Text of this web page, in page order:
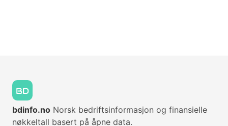
bdinfo.no Norsk bedriftsinformasjon og finansielle
nøkkeltall basert på åpne data.